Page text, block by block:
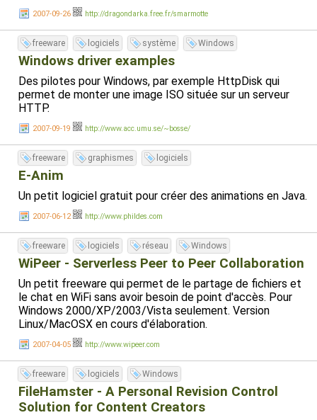
2007-09-26 http://dragondarka.free.fr/smarmotte
freeware logiciels système Windows
Windows driver examples
Des pilotes pour Windows, par exemple HttpDisk qui
permet de monter une image ISO située sur un serveur
HTTP.
2007-09-19 http://www.acc.umu.se/~bosse/
freeware graphismes logiciels
E-Anim
Un petit logiciel gratuit pour créer des animations en Java.
2007-06-12 http://www.phildes.com
freeware logiciels réseau Windows
WiPeer - Serverless Peer to Peer Collaboration
Un petit freeware qui permet de le partage de fichiers et
le chat en WiFi sans avoir besoin de point d'accès. Pour
Windows 2000/XP/2003/Vista seulement. Version
Linux/MacOSX en cours d'élaboration.
2007-04-05 http://www.wipeer.com
freeware logiciels Windows
FileHamster - A Personal Revision Control
Solution for Content Creators